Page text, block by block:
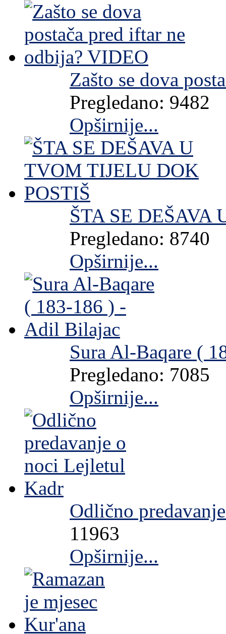
Zašto se dova
Pregledano: 9482
Opširnije...
ŠTA SE DEŠAVA
Pregledano: 8740
Opširnije...
Sura Al-Baqare (
Pregledano: 7085
Opširnije...
Odlično
11963
Opširnije...